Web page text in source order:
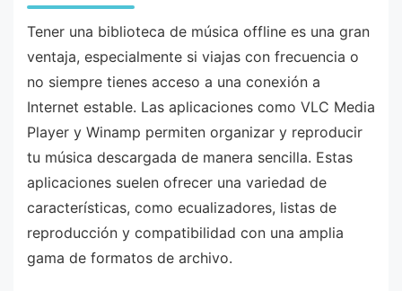
Tener una biblioteca de música offline es una gran
ventaja, especialmente si viajas con frecuencia o
no siempre tienes acceso a una conexión a
Internet estable. Las aplicaciones como VLC Media
Player y Winamp permiten organizar y reproducir
tu música descargada de manera sencilla. Estas
aplicaciones suelen ofrecer una variedad de
características, como ecualizadores, listas de
reproducción y compatibilidad con una amplia
gama de formatos de archivo.